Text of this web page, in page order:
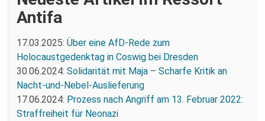
Antifa
17.03.2025: Über eine AfD-Rede zum
Holocaustgedenktag in Coswig bei Dresden
30.06.2024: Solidarität mit Maja – Scharfe Kritik an
Nacht-und-Nebel-Auslieferung
17.06.2024: Prozess nach Angriff am 13. Februar 2022:
Straffreiheit für Neonazi